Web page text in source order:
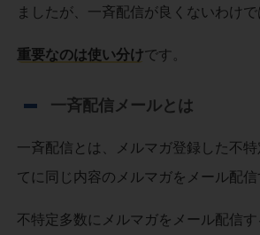
ましたが、一斉配信が良くないわけで
重要なのは使い分けです。
一斉配信メールとは
一斉配信とは、メルマガ登録した不
てに同じ内容のメルマガをメール配信
不特定多数にメルマガをメール配信